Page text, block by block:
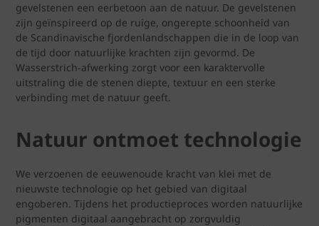
gevelstenen een eerbetoon aan de natuur. De gevelstenen
zijn geïnspireerd op de ruige, ongerepte schoonheid van
de Scandinavische fjordenlandschappen die in de loop van
de tijd door natuurlijke krachten zijn gevormd. De
Wasserstrich-afwerking zorgt voor een karaktervolle
uitstraling die de stenen diepte, textuur en een sterke
verbinding met de natuur geeft.
Natuur ontmoet technologie
We verzoenen de eeuwenoude kracht van klei met de
nieuwste technologie op het gebied van digitaal
engoberen. Tijdens het productieproces worden natuurlijke
pigmenten digitaal aangebracht op zorgvuldig